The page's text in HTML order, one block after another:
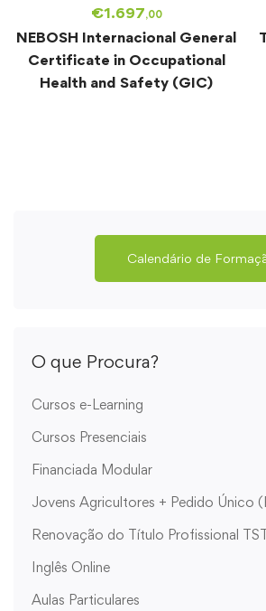
Calendário de
O que Procura?
Cursos e-Learning
Cursos Presenciais
Financiada Modular
Jovens Agricultores + Pedido Único
Renovação do Título Profissional
Inglês Online
Aulas Particulares
€1.697,00
NEBOSH Internacional General
Certificate in Occupational
Health and Safety (GIC)